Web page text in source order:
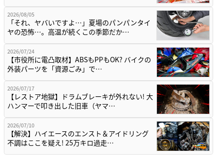
2026/08/05
「それ、ヤバいですよ…」夏場のパンパンタイ
ヤの恐怖…。高温が続くこの季節だか…
2026/07/24
【市役所に電凸取材】ABSもPPもOK? バイクの
外装パーツを「資源ごみ」で…
2026/07/17
【レストア地獄】ドラムブレーキが外れない! 大
ハンマーで叩き出した旧車（ヤマ…
2026/07/10
【解決】ハイエースのエンスト＆アイドリング
不調はここを疑え! 25万キロ過走…